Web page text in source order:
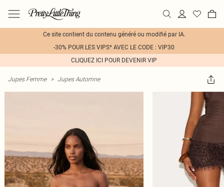
Ce site contient du contenu généré ou modifié par IA.
-30% POUR LES VIPS* AVEC LE CODE : VIP30
CLIQUEZ ICI POUR DEVENIR VIP
Jupes Femme > Jupes Automne